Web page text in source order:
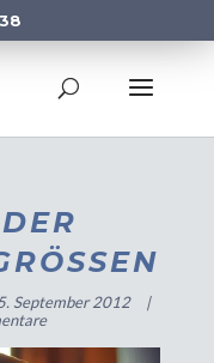
K
September 2012
|